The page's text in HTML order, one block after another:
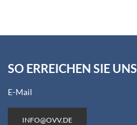
SO ERREICHEN SIE UNS
E-Mail
INFO@OVV.DE